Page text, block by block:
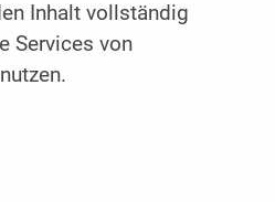
Inhalt vollständig
Services von